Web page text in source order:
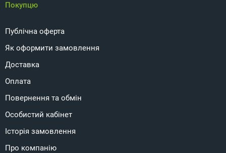
Покупцю
Публічна оферта
Як оформити замовлення
Доставка
Оплата
Повернення та обмін
Особистий кабінет
Історія замовлення
Про компанію